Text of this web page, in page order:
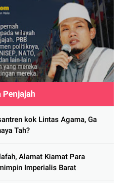
kok Lintas Agama, Ga
Tah?
Alamat Kiamat Para
Imperialis Barat